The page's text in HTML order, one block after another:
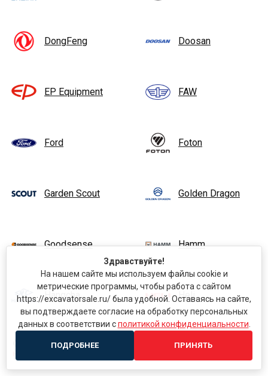
DongFeng Doosan
EP Equipment FAW
Ford Foton
Garden Scout Golden Dragon
Goodsense Hamm
Hangcha Heli
Higer Hino
Здравствуйте!
На нашем сайте мы используем файлы cookie и
метрические программы, чтобы работа с сайтом
https://excavatorsale.ru/ была удобной. Оставаясь на сайте,
вы подтверждаете согласие на обработку персональных
данных в соответствии сполитикой конфиденциальности
ПОДРОБНЕЕ ПРИНЯТЬ